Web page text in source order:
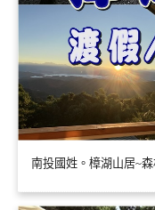
南投國姓。樟湖山居~